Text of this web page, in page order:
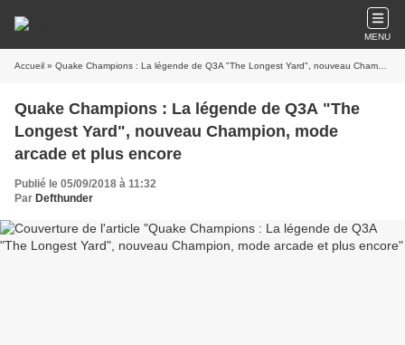
MENU
Accueil » Quake Champions : La légende de Q3A "The Longest Yard", nouveau Champion, mode arcade et plus encore
Quake Champions : La légende de Q3A "The
Longest Yard", nouveau Champion, mode
arcade et plus encore
Publié le 05/09/2018 à 11:32
Par Defthunder